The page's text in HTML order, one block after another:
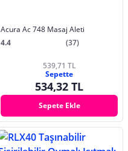
Acura Ac 748 Masaj Aleti
4.4
(37)
539,71 TL
Sepette
534,32 TL
Sepete Ekle